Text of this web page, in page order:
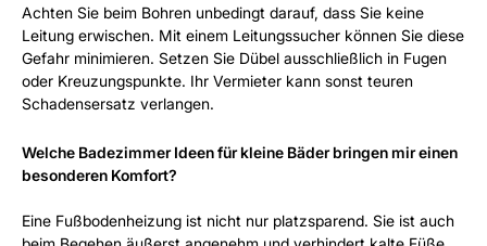
Achten Sie beim Bohren unbedingt darauf, dass Sie keine
Leitung erwischen. Mit einem Leitungssucher können Sie diese
Gefahr minimieren. Setzen Sie Dübel ausschließlich in Fugen
oder Kreuzungspunkte. Ihr Vermieter kann sonst teuren
Schadensersatz verlangen.
Welche Badezimmer Ideen für kleine Bäder bringen mir einen
besonderen Komfort?
Eine Fußbodenheizung ist nicht nur platzsparend. Sie ist auch